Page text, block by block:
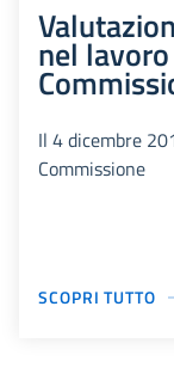
nel
Il 4 dicembre
Commissione
SCOPRI TUTTO